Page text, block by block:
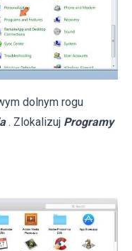
dolnym rogu
. Zlokalizuj Programy